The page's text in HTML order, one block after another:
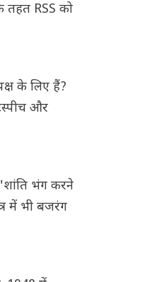
तहत RSS को
के लिए हैं?
और
भंग करने
में भी बजरंग